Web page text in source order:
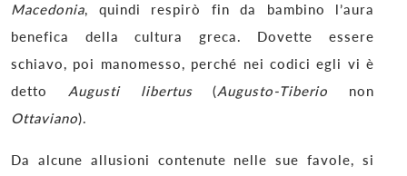
Macedonia, quindi respirò fin da bambino l’aura
benefica della cultura greca. Dovette essere
schiavo, poi manomesso, perché nei codici egli vi è
detto Augusti libertus(Augusto-Tiberio non
Ottaviano).
Da alcune allusioni contenute nelle sue favole, si